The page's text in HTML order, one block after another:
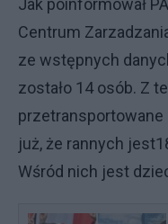
Jak poinformował
Centrum
ze wstępnych
zostało 14 osób. Z
przetransportowane
już, że rannych
Wśród nich jest